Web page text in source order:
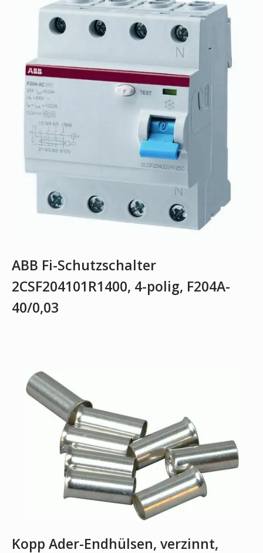
ABB Fi-Schutzschalter
2CSF204101R1400, 4-polig, F204A-
40/0,03
Kopp Ader-Endhülsen, verzinnt,